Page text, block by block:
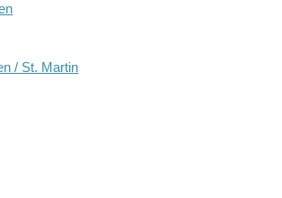
/ St. Martin